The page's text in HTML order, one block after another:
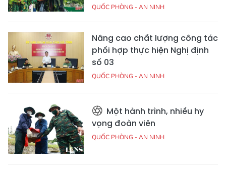
QUỐC PHÒNG - AN NINH
Nâng cao chất lượng công tác
phối hợp thực hiện Nghị định
số 03
QUỐC PHÒNG - AN NINH
Một hành trình, nhiều hy
vọng đoàn viên
QUỐC PHÒNG - AN NINH